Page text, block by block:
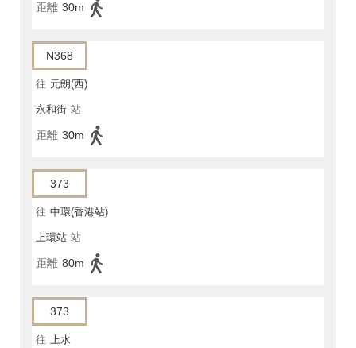
距離 30m
N368
往 元朗(西)
永和街 站
距離 30m
373
往 中環(香港站)
上環站 站
距離 80m
373
往 上水